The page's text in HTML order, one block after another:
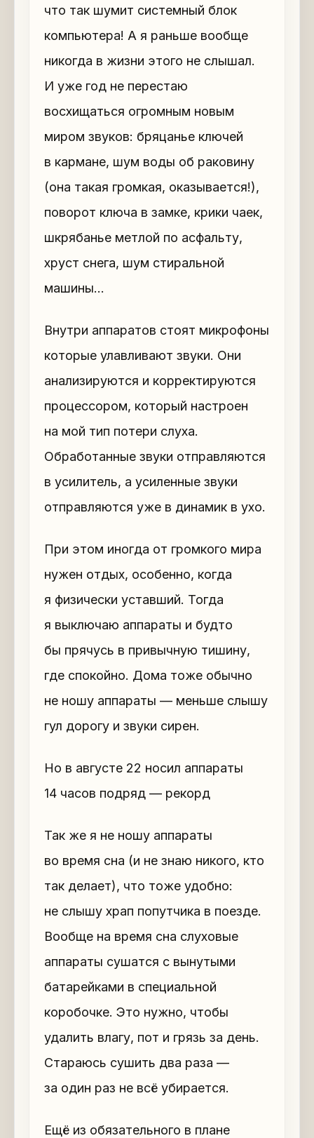
что так шумит системный блок
компьютера! А я раньше вообще
никогда в жизни этого не слышал.
И уже год не перестаю
восхищаться огромным новым
миром звуков: бряцанье ключей
в кармане, шум воды об раковину
(она такая громкая, оказывается!),
поворот ключа в замке, крики чаек,
шкрябанье метлой по асфальту,
хруст снега, шум стиральной
машины…
Внутри аппаратов стоят микрофоны
которые улавливают звуки. Они
анализируются и корректируются
процессором, который настроен
на мой тип потери слуха.
Обработанные звуки отправляются
в усилитель, а усиленные звуки
отправляются уже в динамик в ухо.
При этом иногда от громкого мира
нужен отдых, особенно, когда
я физически уставший. Тогда
я выключаю аппараты и будто
бы прячусь в привычную тишину,
где спокойно. Дома тоже обычно
не ношу аппараты — меньше слышу
гул дорогу и звуки сирен.
Но в августе 22 носил аппараты
14 часов подряд — рекорд
Так же я не ношу аппараты
во время сна (и не знаю никого, кто
так делает), что тоже удобно:
не слышу храп попутчика в поезде.
Вообще на время сна слуховые
аппараты сушатся с вынутыми
батарейками в специальной
коробочке. Это нужно, чтобы
удалить влагу, пот и грязь за день.
Стараюсь сушить два раза —
за один раз не всё убирается.
Ещё из обязательного в плане